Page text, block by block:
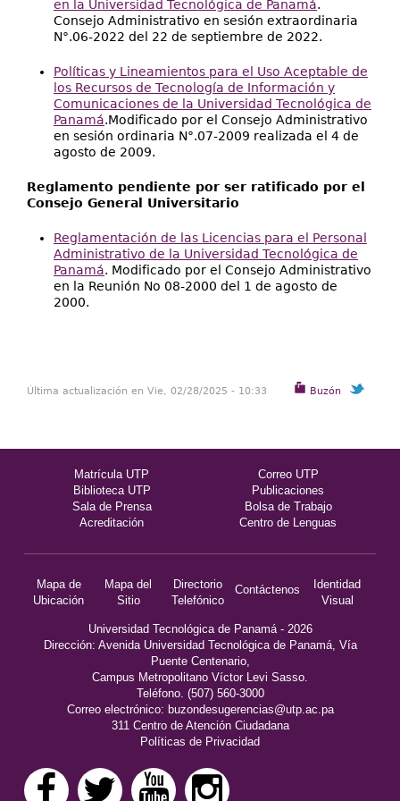
en la Universidad Tecnológica de Panamá.
Consejo Administrativo en sesión extraordinaria
N°.06-2022 del 22 de septiembre de 2022.
Políticas y Lineamientos para el Uso Aceptable de
los Recursos de Tecnología de Información y
Comunicaciones de la Universidad Tecnológica de
Panamá.Modificado por el Consejo Administrativo
en sesión ordinaria N°.07-2009 realizada el 4 de
agosto de 2009.
Reglamento pendiente por ser ratificado por el
Consejo General Universitario
Reglamentación de las Licencias para el Personal
Administrativo de la Universidad Tecnológica de
Panamá. Modificado por el Consejo Administrativo
en la Reunión No 08-2000 del 1 de agosto de
2000.
Buzón
Última actualización en Vie, 02/28/2025 - 10:33
Matrícula UTP
Correo UTP
Biblioteca UTP
Publicaciones
Sala de Prensa
Bolsa de Trabajo
Acreditación
Centro de Lenguas
Mapa de
Ubicación
Mapa del
Sitio
Directorio
Telefónico
Contáctenos
Identidad
Visual
Universidad Tecnológica de Panamá - 2026
Dirección: Avenida Universidad Tecnológica de Panamá, Vía
Puente Centenario,
Campus Metropolitano Víctor Levi Sasso.
Teléfono. (507) 560-3000
Correo electrónico: buzondesugerencias@utp.ac.pa
311 Centro de Atención Ciudadana
Políticas de Privacidad